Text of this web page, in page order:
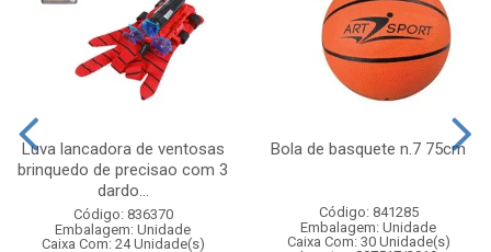
Luva lancadora de ventosas
brinquedo de precisao com 3
dardo...
Código: 836370
Embalagem: Unidade
Caixa Com: 24 Unidade(s)
Bola de basquete n.7 75cm
Código: 841285
Embalagem: Unidade
Caixa Com: 30 Unidade(s)